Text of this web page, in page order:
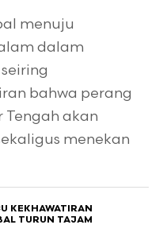
menuju
dalam
bahwa perang
akan
menekan
KEKHAWATIRAN
TURUN TAJAM